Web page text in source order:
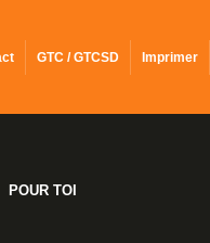
GTC / GTCSD Imprimer
POUR TOI